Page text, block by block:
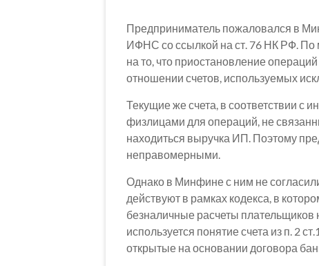
Предприниматель пожаловался в
ИФНС со ссылкой на ст. 76 НК РФ. По
на то, что приостановление
отношении счетов, используемых
Текущие же счета, в соответствии с
физлицами для операций, не
находиться выручка ИП. Поэтому
неправомерными.
Однако в Минфине с ним не
действуют в рамках кодекса, в
безналичные расчеты
используется понятие счета из п. 2
открытые на основании договора